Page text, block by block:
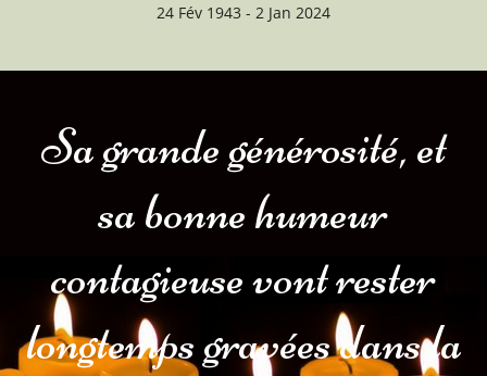
24 Fév 1943 - 2 Jan 2024
Sa grande générosité, et
sa bonne humeur
contagieuse vont rester
longtemps gravées dans la